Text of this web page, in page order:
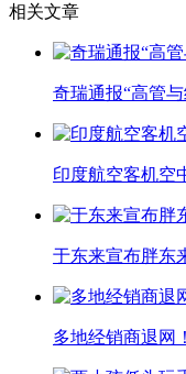
相关文章
奇瑞通报“高管
印度航空客机空
于东来宣布胖东
多地经销商退网